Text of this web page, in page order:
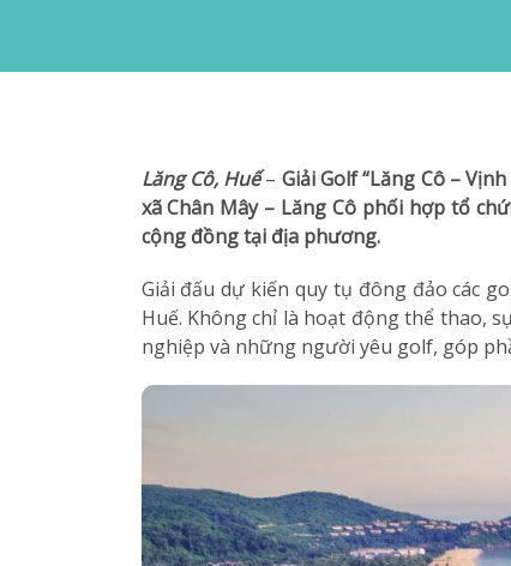
Lăng Cô, Huế– Giải Golf “Lăng Cô –
xã Chân Mây – Lăng Cô phối hợp tổ
cộng đồng tại địa phương.
Giải đấu dự kiến quy tụ đông đảo các
Huế. Không chỉ là hoạt động thể thao,
nghiệp và những người yêu golf, góp